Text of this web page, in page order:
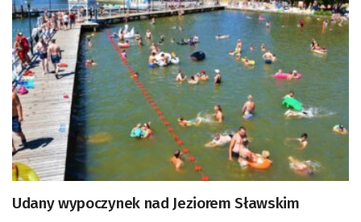
Udany wypoczynek nad Jeziorem Sławskim